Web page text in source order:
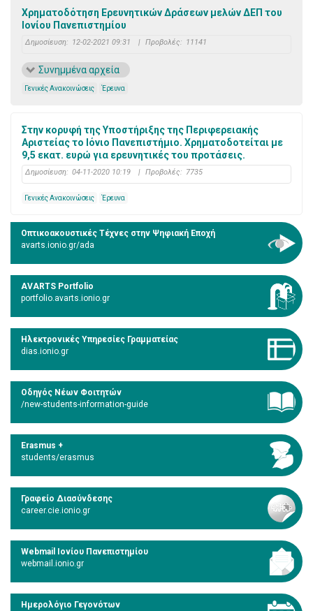
Χρηματοδότηση Ερευνητικών Δράσεων μελών ΔΕΠ του
Ιονίου Πανεπιστημίου
Δημοσίευση: 12-02-2021 09:31 | Προβολές: 11141
Συνημμένα αρχεία
Γενικές Ανακοινώσεις Έρευνα
Στην κορυφή της Υποστήριξης της Περιφερειακής
Αριστείας το Ιόνιο Πανεπιστήμιο. Χρηματοδοτείται με
9,5 εκατ. ευρώ για ερευνητικές του προτάσεις.
Δημοσίευση: 04-11-2020 10:19 | Προβολές: 7735
Γενικές Ανακοινώσεις Έρευνα
Οπτικοακουστικές Τέχνες στην Ψηφιακή Εποχή
avarts.ionio.gr/ada
AVARTS Portfolio
portfolio.avarts.ionio.gr
Ηλεκτρονικές Υπηρεσίες Γραμματείας
dias.ionio.gr
Οδηγός Νέων Φοιτητών
/new-students-information-guide
Erasmus +
students/erasmus
Γραφείο Διασύνδεσης
career.cie.ionio.gr
Webmail Ιονίου Πανεπιστημίου
webmail.ionio.gr
Ημερολόγιο Γεγονότων